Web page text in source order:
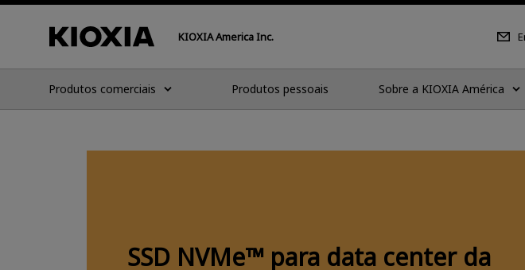
KIOXIA America Inc.
Produtos comerciais Produtos pessoais Sobre a KIOXIA América
SSD NVMe™ para data center da